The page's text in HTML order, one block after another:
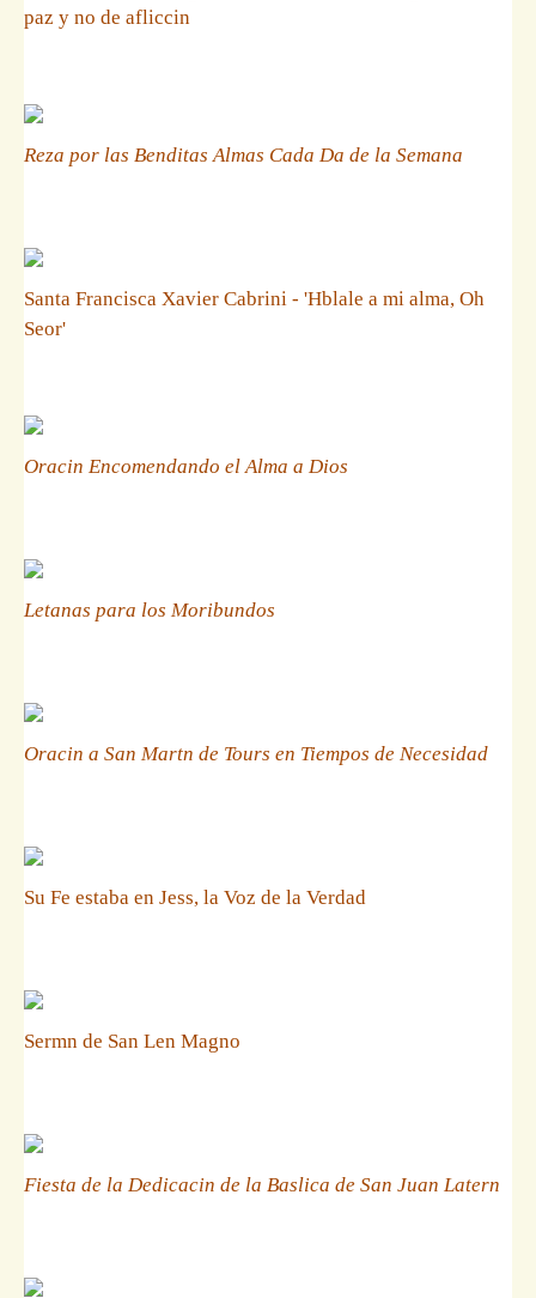
paz y no de afliccin
Reza por las Benditas Almas Cada Da de la Semana
Santa Francisca Xavier Cabrini - 'Hblale a mi alma, Oh
Seor'
Oracin Encomendando el Alma a Dios
Letanas para los Moribundos
Oracin a San Martn de Tours en Tiempos de Necesidad
Su Fe estaba en Jess, la Voz de la Verdad
Sermn de San Len Magno
Fiesta de la Dedicacin de la Baslica de San Juan Latern